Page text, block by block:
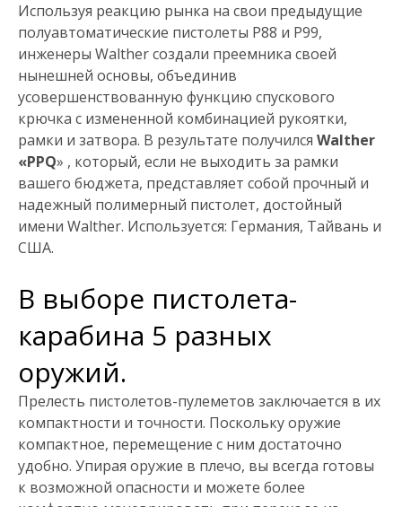
Используя реакцию рынка на свои предыдущие
полуавтоматические пистолеты P88 и P99,
инженеры Walther создали преемника своей
нынешней основы, объединив
усовершенствованную функцию спускового
крючка с измененной комбинацией рукоятки,
рамки и затвора. В результате получился Walther
«PPQ» , который, если не выходить за рамки
вашего бюджета, представляет собой прочный и
надежный полимерный пистолет, достойный
имени Walther. Используется: Германия, Тайвань и
США.
В выборе пистолета-
карабина 5 разных
оружий.
Прелесть пистолетов-пулеметов заключается в их
компактности и точности. Поскольку оружие
компактное, перемещение с ним достаточно
удобно. Упирая оружие в плечо, вы всегда готовы
к возможной опасности и можете более